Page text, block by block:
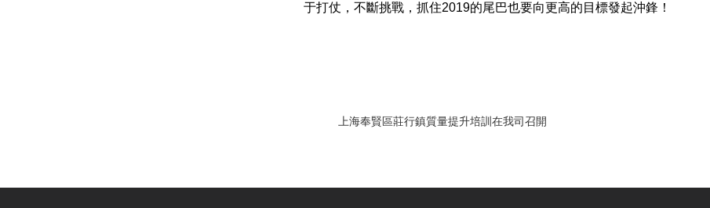
于打仗，不斷挑戰，抓住2019的尾巴也要向更高的目標發起沖鋒！
上海奉賢區莊行鎮質量提升培訓在我司召開